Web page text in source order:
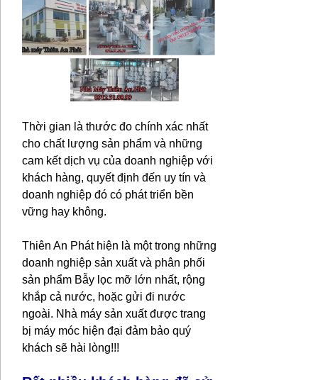
Thời gian là thước đo chính xác nhất
cho chất lượng sản phẩm và những
cam kết dịch vụ của doanh nghiệp với
khách hàng, quyết định đến uy tín và
doanh nghiệp đó có phát triển bền
vững hay không.
Thiên An Phát hiện là một trong những
doanh nghiệp sản xuất và phân phối
sản phẩm Bẫy lọc mỡ lớn nhất, rộng
khắp cả nước, hoặc gửi đi nước
ngoài. Nhà máy sản xuất được trang
bị máy móc hiện đại đảm bảo quý
khách sẽ hài lòng!!!